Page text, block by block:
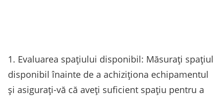
1. Evaluarea spațiului disponibil: Măsurați spațiul
disponibil înainte de a achiziționa echipamentul
și asigurați-vă că aveți suficient spațiu pentru a